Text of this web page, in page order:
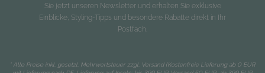
Sie jetzt unseren Newsletter und erhalten Sie exklusive
Einblicke, Styling-Tipps und besondere Rabatte direkt in Ihr
Postfach.
* Alle Preise inkl. gesetzl. Mehrwertsteuer zzgl. Versand(Kostenfreie Lieferung ab 0 EUR